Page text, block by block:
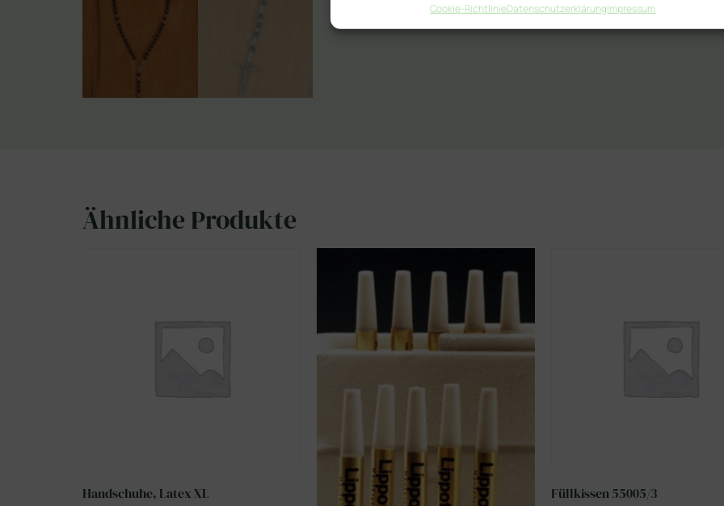
Cookie-RichtlinieDatenschutzerklärungImpressum
Ähnliche Produkte
Handschuhe, Latex XL Füllkissen 55005/3